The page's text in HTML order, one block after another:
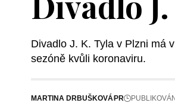
Divadlo J. K. Tyla v Plzni má
sezóně kvůli koronaviru.
MARTINA DRBUŠKOVÁPR